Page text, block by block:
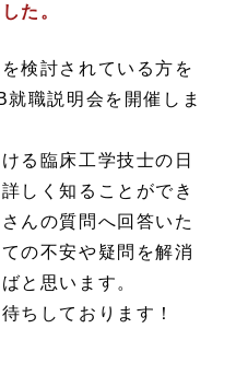
た。
検討されている方を
職説明会を開催しま
る臨床工学技士の日
しく知ることができ
んの質問へ回答いた
の不安や疑問を解消
と思います。
ちしております！